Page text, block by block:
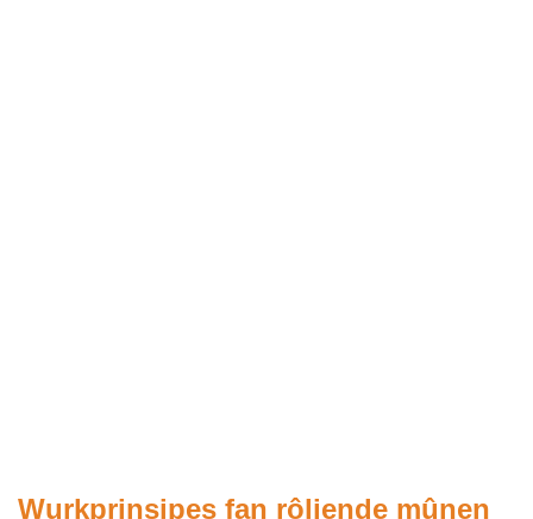
Wurkprinsipes fan rôljende mûnen